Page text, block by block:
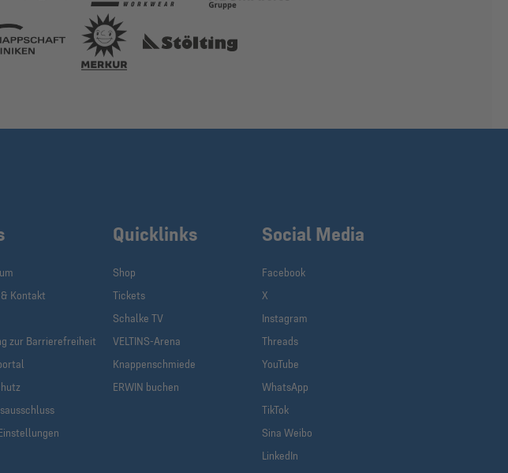
Kontakt
zur Barrierefreiheit
Quicklinks
Shop
Tickets
Schalke TV
VELTINS-Arena
Knappenschmiede
ERWIN buchen
Social Media
Facebook
X
Instagram
Threads
YouTube
WhatsApp
TikTok
Sina Weibo
LinkedIn